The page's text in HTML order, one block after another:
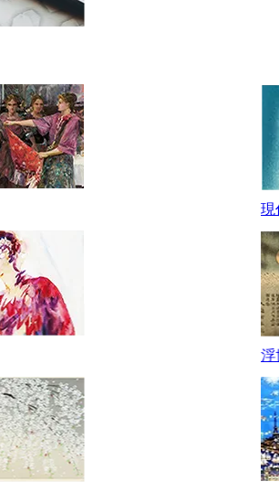
現
浮